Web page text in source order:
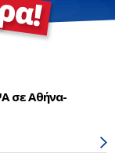
σε Αθήνα-